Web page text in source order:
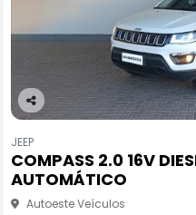
Co
pa
rtil
he
JEEP
COMPASS 2.0 16V
AUTOMÁTICO
Autoeste Veículos